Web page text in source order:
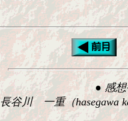
● 感
長谷川 一重（hasegawa